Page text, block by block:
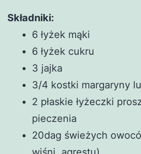
Składniki:
6 łyżek mąki
6 łyżek cukru
3 jajka
3/4 kostki margaryny
2 płaskie łyżeczki
pieczenia
20dag świeżych